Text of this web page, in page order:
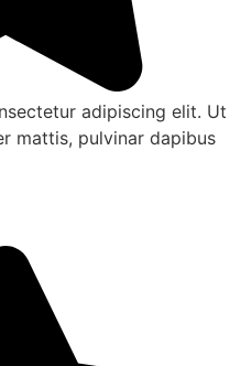
adipiscing elit. Ut
mattis, pulvinar dapibus